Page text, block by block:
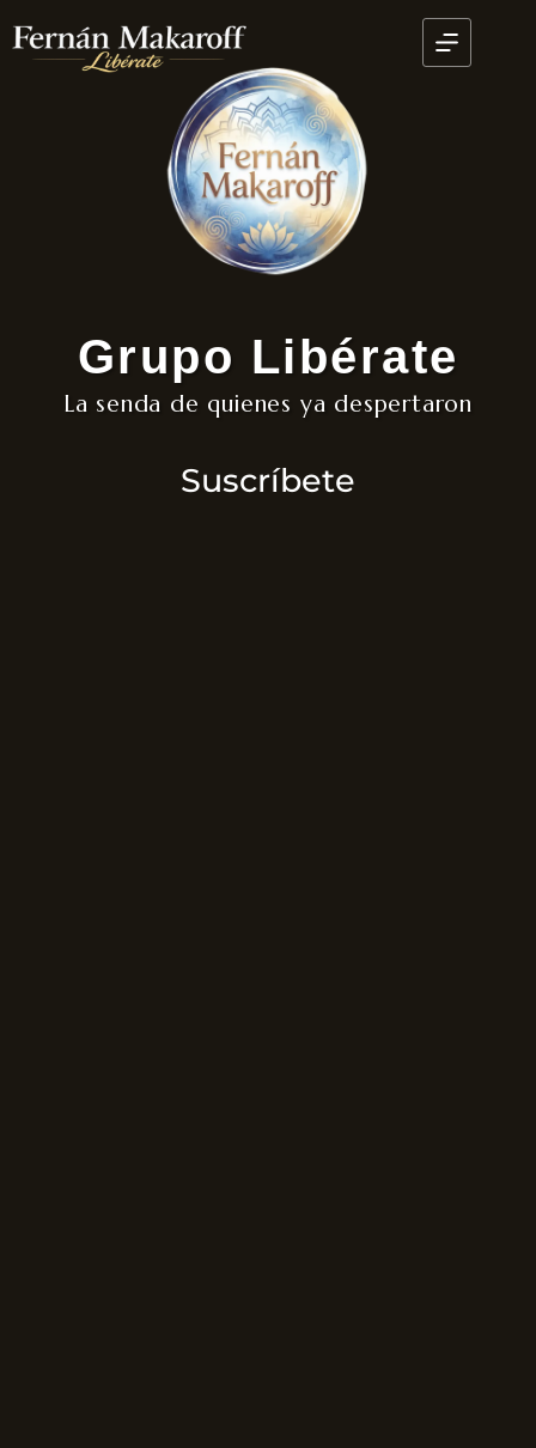
Grupo Libérate
La senda de quienes ya despertaron
Suscríbete